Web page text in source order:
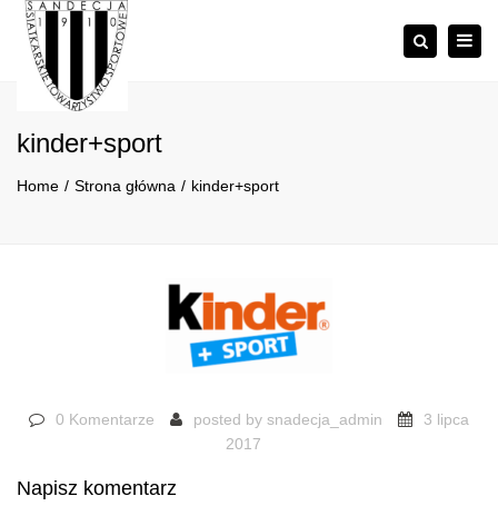
Szukaj
kinder+sport
Home Strona główna kinder+sport
0 Komentarze posted by snadecja_admin
3 lipca
2017
Napisz komentarz